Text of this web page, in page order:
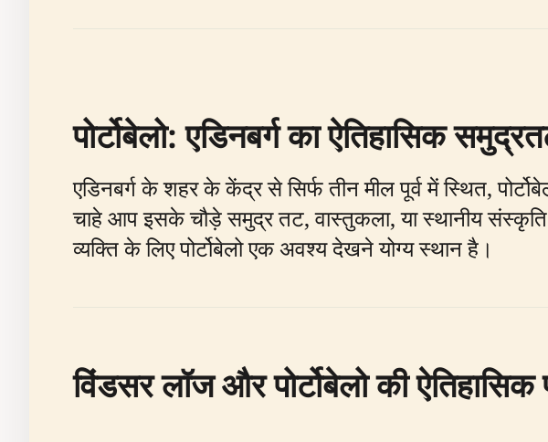
पोर्टोबेलो: एडिनबर्ग का ऐतिहासिक
एडिनबर्ग के शहर के केंद्र से सिर्फ तीन मील पूर्व में स्थित,
चाहे आप इसके चौड़े समुद्र तट, वास्तुकला, या स्थानीय
व्यक्ति के लिए पोर्टोबेलो एक अवश्य देखने योग्य स्थान है।
विंडसर लॉज और पोर्टोबेलो की ऐतिहासिक